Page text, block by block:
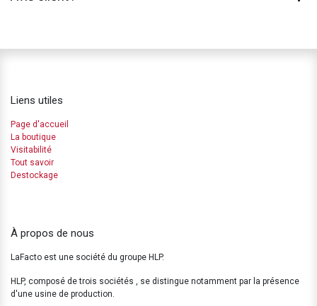
Liens utiles
Page d'accueil
La boutique
Visitabilité
Tout savoir
Destockage
À propos de nous
LaFacto est une société du groupe HLP.
HLP, composé de trois sociétés , se distingue notamment par la présence
d'une usine de production.